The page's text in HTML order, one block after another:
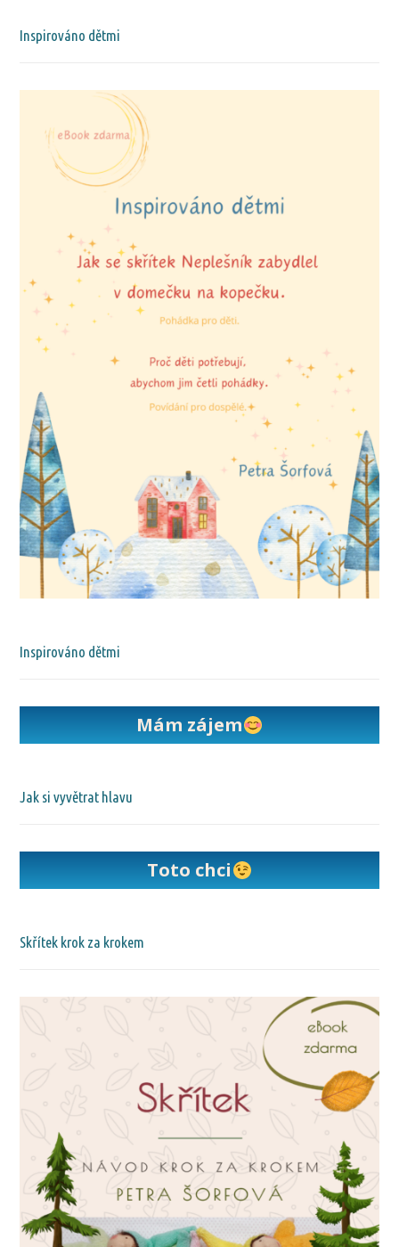
Inspirováno dětmi
Inspirováno dětmi
Mám zájem
Jak si vyvětrat hlavu
Toto chci
Skřítek krok za krokem